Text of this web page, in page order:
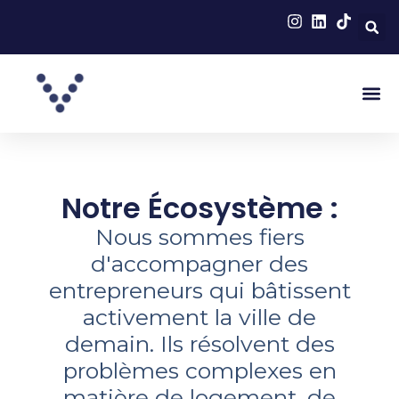
contenu
Notre Écosystème :
Nous sommes fiers
d'accompagner des
entrepreneurs qui bâtissent
activement la ville de
demain. Ils résolvent des
problèmes complexes en